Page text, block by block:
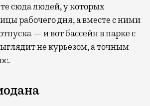
сюда людей, у которых
рабочего дня, а вместе с ними
— и вот бассейн в парке с
не курьезом, а точным